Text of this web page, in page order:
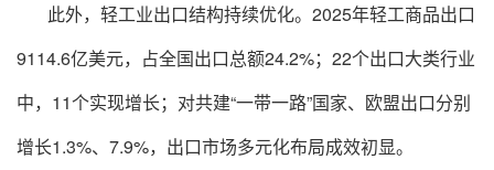
此外，轻工业出口结构持续优化。2025年轻工商品出口
9114.6亿美元，占全国出口总额24.2%；22个出口大类行业
中，11个实现增长；对共建“一带一路”国家、欧盟出口分别
增长1.3%、7.9%，出口市场多元化布局成效初显。